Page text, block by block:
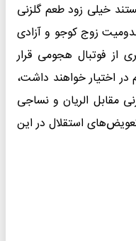
خیلی زود طعم گلزنی
زوج کوجو و آزادی
از فوتبال هجومی قرار
اختیار خواهند داشت،
مقابل الریان و نساجی
استقلال در این